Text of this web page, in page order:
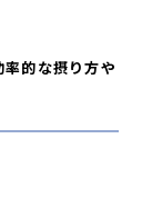
的な摂り方や